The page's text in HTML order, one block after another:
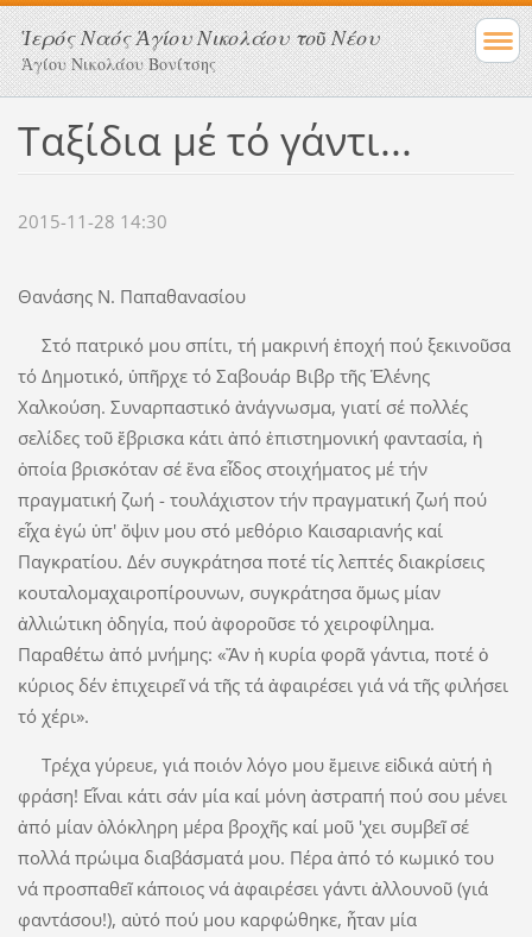
Ἱερός Ναός Ἁγίου Νικολάου τοῦ Νέου
Ἁγίου Νικολάου Βονίτσης
Ταξίδια μέ τό γάντι...
2015-11-28 14:30
Θανάσης N. Παπαθανασίου
Στό πατρικό μου σπίτι, τή μακρινή ἐποχή πού ξεκινοῦσα
τό Δημοτικό, ὑπῆρχε τό Σαβουάρ Βιβρ τῆς Ἑλένης
Χαλκούση. Συναρπαστικό ἀνάγνωσμα, γιατί σέ πολλές
σελίδες τοῦ ἔβρισκα κάτι ἀπό ἐπιστημονική φαντασία, ἡ
ὁποία βρισκόταν σέ ἕνα εἶδος στοιχήματος μέ τήν
πραγματική ζωή - τουλάχιστον τήν πραγματική ζωή πού
εἶχα ἐγώ ὑπ' ὄψιν μου στό μεθόριο Καισαριανής καί
Παγκρατίου. Δέν συγκράτησα ποτέ τίς λεπτές διακρίσεις
κουταλομαχαιροπίρουνων, συγκράτησα ὅμως μίαν
ἀλλιώτικη ὁδηγία, πού ἀφοροῦσε τό χειροφίλημα.
Παραθέτω ἀπό μνήμης: «Ἄν ἡ κυρία φορᾶ γάντια, ποτέ ὁ
κύριος δέν ἐπιχειρεῖ νά τῆς τά ἀφαιρέσει γιά νά τῆς φιλήσει
τό χέρι».
Τρέχα γύρευε, γιά ποιόν λόγο μου ἔμεινε εἰδικά αὐτή ἡ
φράση! Εἶναι κάτι σάν μία καί μόνη ἀστραπή πού σου μένει
ἀπό μίαν ὁλόκληρη μέρα βροχῆς καί μοῦ 'χει συμβεῖ σέ
πολλά πρώιμα διαβάσματά μου. Πέρα ἀπό τό κωμικό του
νά προσπαθεῖ κάποιος νά ἀφαιρέσει γάντι ἀλλουνοῦ (γιά
φαντάσου!), αὐτό πού μου καρφώθηκε, ἦταν μία